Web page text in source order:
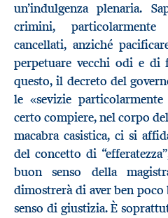
un’indulgenza plenaria.
crimini,
cancellati, anziché
perpetuare vecchi odi e di
questo, il decreto del
le «sevizie
certo compiere, nel corpo
macabra casistica, ci si
del concetto di
buon senso della
dimostrerà di aver ben poco
senso di giustizia. È